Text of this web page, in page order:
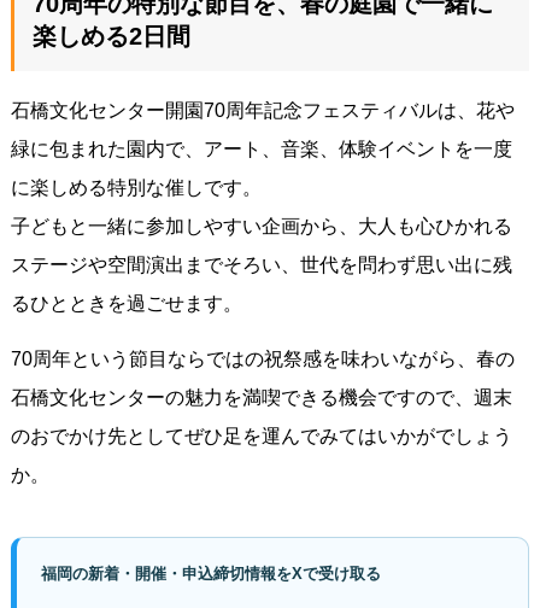
楽しめる2日間
石橋文化センター開園70周年記念フェスティバルは、花や
緑に包まれた園内で、アート、音楽、体験イベントを一度
に楽しめる特別な催しです。
子どもと一緒に参加しやすい企画から、大人も心ひかれる
ステージや空間演出までそろい、世代を問わず思い出に残
るひとときを過ごせます。
70周年という節目ならではの祝祭感を味わいながら、春の
石橋文化センターの魅力を満喫できる機会ですので、週末
のおでかけ先としてぜひ足を運んでみてはいかがでしょう
か。
福岡の新着・開催・申込締切情報をXで受け取る